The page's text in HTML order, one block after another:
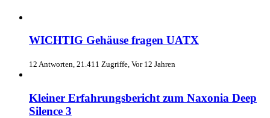
WICHTIG Gehäuse fragen UATX
12 Antworten, 21.411 Zugriffe, Vor 12 Jahren
Kleiner Erfahrungsbericht zum Naxonia Deep
Silence 3